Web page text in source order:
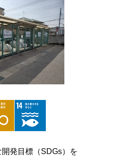
発目標（SDGs）を